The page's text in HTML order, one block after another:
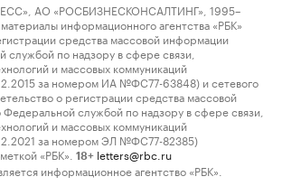
АО «РОСБИЗНЕСКОНСАЛТИНГ», 1995–
информационного агентства «РБК»
средства массовой информации
службой по надзору в сфере связи,
и массовых коммуникаций
за номером ИА №ФС77-63848) и сетевого
о регистрации средства массовой
службой по надзору в сфере связи,
и массовых коммуникаций
за номером ЭЛ №ФС77-82385)
«РБК».
18+ letters@rbc.ru
информационное агентство «РБК».